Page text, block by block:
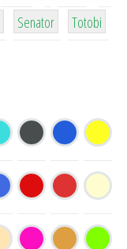
15
Senator
43
Totobi